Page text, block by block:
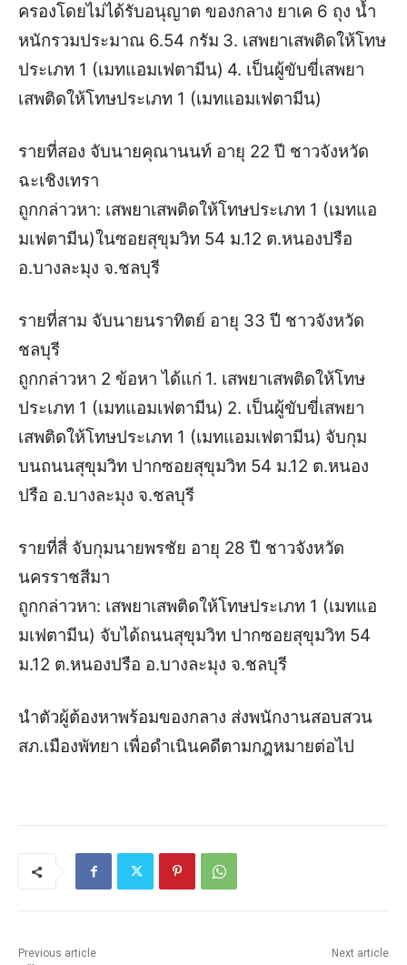
ครองโดยไม่ได้รับอนุญาต ของกลาง ยาเค 6 ถุง น้ำ
หนักรวมประมาณ 6.54 กรัม 3. เสพยาเสพติดให้โทษ
ประเภท 1 (เมทแอมเฟตามีน) 4. เป็นผู้ขับขี่เสพยา
เสพติดให้โทษประเภท 1 (เมทแอมเฟตามีน)
รายที่สอง จับนายคุณานนท์ อายุ 22 ปี ชาวจังหวัด
ฉะเชิงเทรา
ถูกกล่าวหา: เสพยาเสพติดให้โทษประเภท 1 (เมทแอ
มเฟตามีน)ในซอยสุขุมวิท 54 ม.12 ต.หนองปรือ
อ.บางละมุง จ.ชลบุรี
รายที่สาม จับนายนราทิตย์ อายุ 33 ปี ชาวจังหวัด
ชลบุรี
ถูกกล่าวหา 2 ข้อหา ได้แก่ 1. เสพยาเสพติดให้โทษ
ประเภท 1 (เมทแอมเฟตามีน) 2. เป็นผู้ขับขี่เสพยา
เสพติดให้โทษประเภท 1 (เมทแอมเฟตามีน) จับกุม
บนถนนสุขุมวิท ปากซอยสุขุมวิท 54 ม.12 ต.หนอง
ปรือ อ.บางละมุง จ.ชลบุรี
รายที่สี่ จับกุมนายพรชัย อายุ 28 ปี ชาวจังหวัด
นครราชสีมา
ถูกกล่าวหา: เสพยาเสพติดให้โทษประเภท 1 (เมทแอ
มเฟตามีน) จับได้ถนนสุขุมวิท ปากซอยสุขุมวิท 54
ม.12 ต.หนองปรือ อ.บางละมุง จ.ชลบุรี
นำตัวผู้ต้องหาพร้อมของกลาง ส่งพนักงานสอบสวน
สภ.เมืองพัทยา เพื่อดำเนินคดีตามกฎหมายต่อไป
Previous article Next article